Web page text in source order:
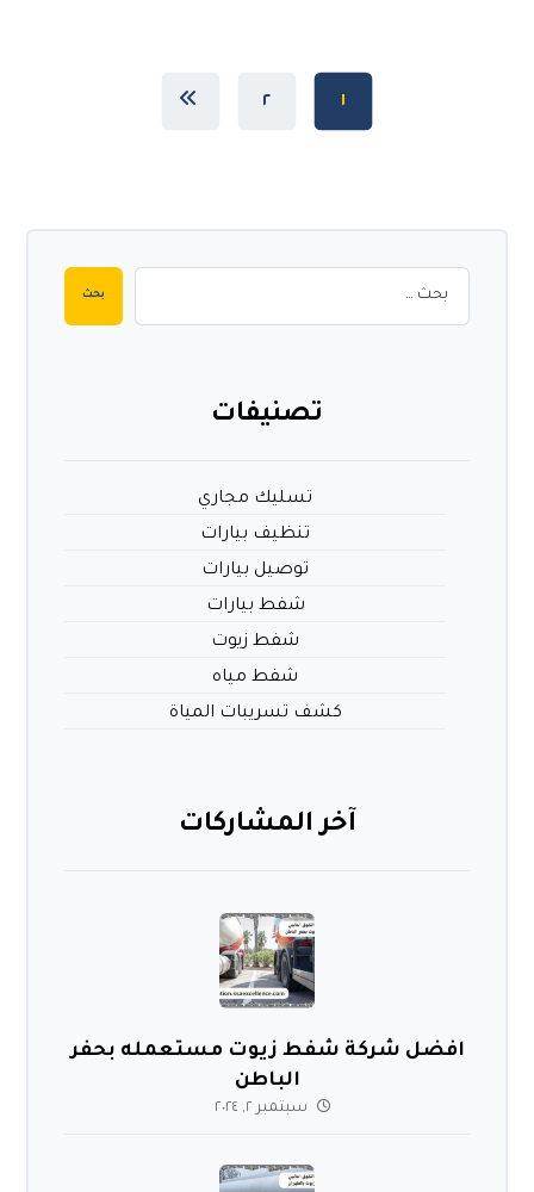
١ ٢
بحث
تصنيفات
تسليك مجاري
تنظيف بيارات
توصيل بيارات
شفط بيارات
شفط زيوت
شفط مياه
كشف تسريبات المياة
آخر المشاركات
افضل شركة شفط زيوت مستعمله بحفر
الباطن
سبتمبر ٢, ٢٠٢٤